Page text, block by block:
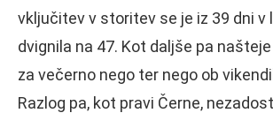
vključitev v storitev se je iz 39 dni v
dvignila na 47. Kot daljše pa
za večerno nego ter nego ob
Razlog pa, kot pravi Černe,